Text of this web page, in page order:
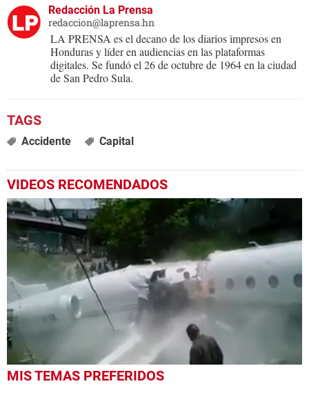
Redacción La Prensa
redaccion@laprensa.hn
LA PRENSA es el decano de los diarios impresos en
Honduras y líder en audiencias en las plataformas
digitales. Se fundó el 26 de octubre de 1964 en la ciudad
de San Pedro Sula.
Accidente Capital
VIDEOS RECOMENDADOS
0
seconds
MIS TEMAS PREFERIDOS